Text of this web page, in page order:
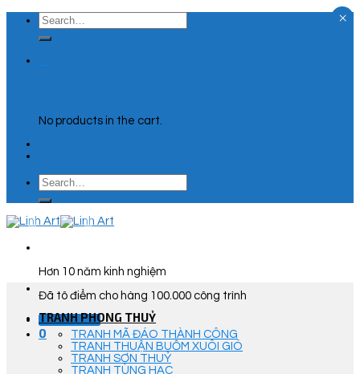
Skip
content
Search
for:
No products in the cart.
Search
for:
Hơn 10 năm kinh nghiệm
Đã tô điểm cho hàng 100.000 công trình
Góc Tư Vấn
0
TRANH PHONG THUỶ
TRANH MÃ ĐÁO THÀNH CÔNG
TRANH THUẬN BUỒM XUÔI GIÓ
TRANH SƠN THUỶ
TRANH TÙNG HẠC
×